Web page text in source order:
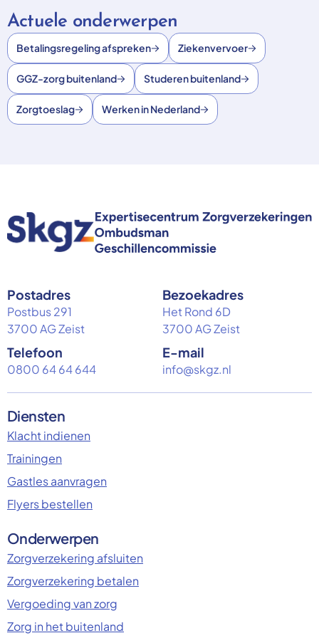
Actuele onderwerpen
Betalingsregeling afspreken Ziekenvervoer
GGZ-zorg buitenland Studeren buitenland
Zorgtoeslag Werken in Nederland
Postadres
Postbus 291
3700 AG Zeist
Bezoekadres
Het Rond 6D
3700 AG Zeist
Telefoon
0800 64 64 644
E-mail
info@skgz.nl
Diensten
Klacht indienen
Trainingen
Gastles aanvragen
Flyers bestellen
Onderwerpen
Zorgverzekering afsluiten
Zorgverzekering betalen
Vergoeding van zorg
Zorg in het buitenland